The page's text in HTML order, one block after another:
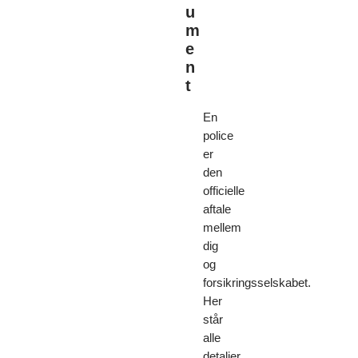
u
m
e
n
t
En
police
er
den
officielle
aftale
mellem
dig
og
forsikringsselskabet.
Her
står
alle